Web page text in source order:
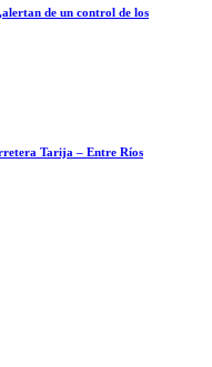
de un control de los
Tarija – Entre Ríos